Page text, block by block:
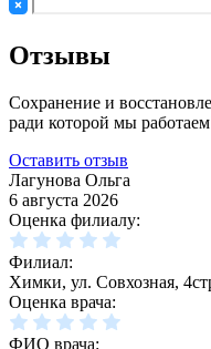
Отзывы
Сохранение и
ради которой мы
Оставить отзыв
Лагунова Ольга
6 августа 2026
Оценка филиалу:
Филиал:
Химки, ул. Совхозная,
Оценка врача:
ФИО врача: